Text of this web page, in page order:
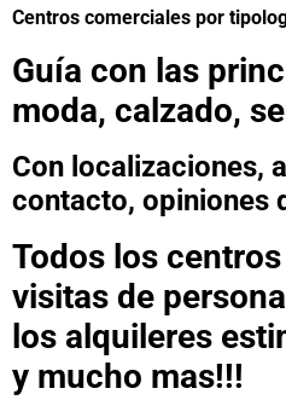
Centros comerciales por
Guía con las
moda, calzado,
Con localizaciones,
contacto, opiniones
Todos los
visitas de
los alquileres
y mucho mas!!!